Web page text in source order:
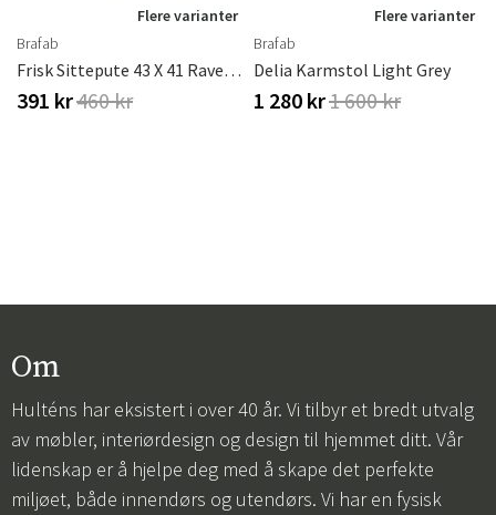
Flere varianter
Brafab
Frisk Sittepute 43 X 41 Raven Brafab
391 kr460 kr
Flere varianter
Brafab
Delia Karmstol Light Grey
1 280 kr1 600 kr
Om
Hulténs har eksistert i over 40 år. Vi tilbyr et bredt utvalg
av møbler, interiørdesign og design til hjemmet ditt. Vår
lidenskap er å hjelpe deg med å skape det perfekte
miljøet, både innendørs og utendørs. Vi har en fysisk